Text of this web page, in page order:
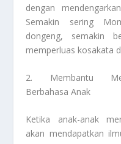
dengan
Semakin sering
dongeng, semakin
memperluas kosakata
2. Membantu
Berbahasa Anak
Ketika anak-anak
akan mendapatkan